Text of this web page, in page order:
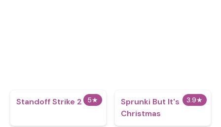
5★
Standoff Strike 2 3.9★
Sprunki But It's
Christmas